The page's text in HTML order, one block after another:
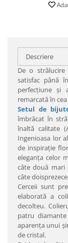
Descriere
De o strălucire
satisfac până
perfecţiune şi
remarcată în
Setul de
îmbrăcat în
înaltă calitate
Ingenioasa lor
de inspiraţie
eleganţa celor
câte două mari
câte
Cerceii sunt
elaborată a
decolteu.
patru
aparenţa unui
de cristal.